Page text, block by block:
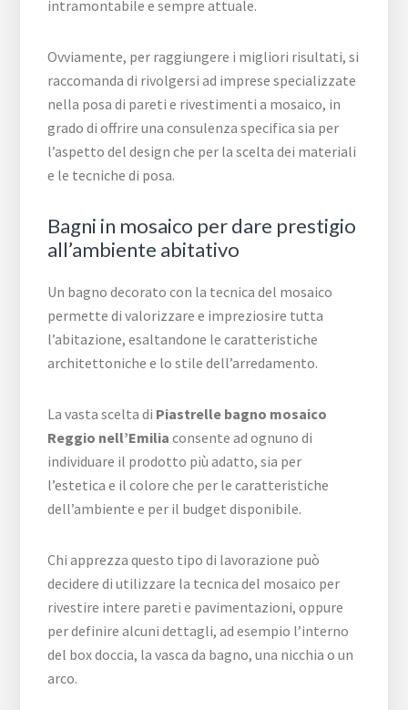
intramontabile e sempre attuale.
Ovviamente, per raggiungere i migliori risultati, si
raccomanda di rivolgersi ad imprese specializzate
nella posa di pareti e rivestimenti a mosaico, in
grado di offrire una consulenza specifica sia per
l’aspetto del design che per la scelta dei materiali
e le tecniche di posa.
Bagni in mosaico per dare prestigio
all’ambiente abitativo
Un bagno decorato con la tecnica del mosaico
permette di valorizzare e impreziosire tutta
l’abitazione, esaltandone le caratteristiche
architettoniche e lo stile dell’arredamento.
La vasta scelta di Piastrelle bagno mosaico
Reggio nell’Emilia consente ad ognuno di
individuare il prodotto più adatto, sia per
l’estetica e il colore che per le caratteristiche
dell’ambiente e per il budget disponibile.
Chi apprezza questo tipo di lavorazione può
decidere di utilizzare la tecnica del mosaico per
rivestire intere pareti e pavimentazioni, oppure
per definire alcuni dettagli, ad esempio l’interno
del box doccia, la vasca da bagno, una nicchia o un
arco.